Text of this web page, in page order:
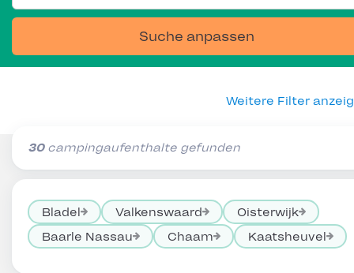
Suche anpassen
Weitere Filter
30campingaufenthalte gefunden
Bladel Valkenswaard
Oisterwijk
Baarle Nassau
Chaam Kaatsheuvel